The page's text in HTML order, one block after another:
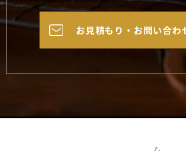
お見積もり・お問い合わ